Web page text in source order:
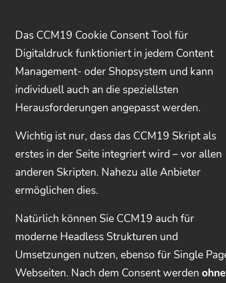
Das CCM19 Cookie Consent Tool für
Digitaldruck funktioniert in jedem Content
Management- oder Shopsystem und kann
individuell auch an die speziellsten
Herausforderungen angepasst werden.
Wichtig ist nur, dass das CCM19 Skript als
erstes in der Seite integriert wird – vor allen
anderen Skripten. Nahezu alle Anbieter
ermöglichen dies.
Natürlich können Sie CCM19 auch für
moderne Headless Strukturen und
Umsetzungen nutzen, ebenso für Single
Webseiten. Nach dem Consent werden ohne